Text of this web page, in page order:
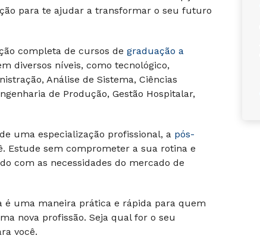
para te ajudar a transformar o seu futuro
completa de cursos de graduação a
diversos níveis, como tecnológico,
Análise de Sistema, Ciências
de Produção, Gestão Hospitalar,
uma especialização profissional, a pós-
Estude sem comprometer a sua rotina e
com as necessidades do mercado de
é uma maneira prática e rápida para quem
nova profissão. Seja qual for o seu
você.